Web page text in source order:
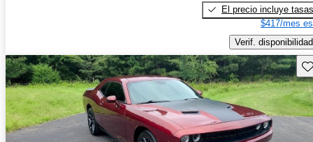
El precio incluye tasas
$417/mes
Verif. disponibilidad